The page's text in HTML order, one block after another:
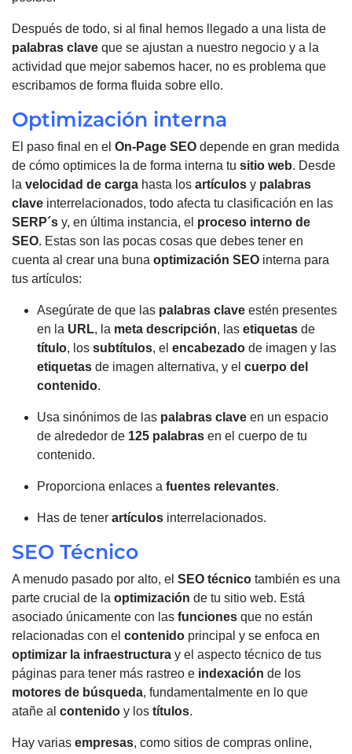
Después de todo, si al final hemos llegado a una lista de
palabras clave que se ajustan a nuestro negocio y a la
actividad que mejor sabemos hacer, no es problema que
escribamos de forma fluida sobre ello.
Optimización interna
El paso final en el On-Page SEO depende en gran medida
de cómo optimices la de forma interna tu sitio web. Desde
la velocidad de carga hasta los artículos y palabras
clave interrelacionados, todo afecta tu clasificación en las
SERP´s y, en última instancia, el proceso interno de
SEO. Estas son las pocas cosas que debes tener en
cuenta al crear una buna optimización SEO interna para
tus artículos:
Asegúrate de que las palabras clave estén presentes
en la URL, la meta descripción, las etiquetas de
título, los subtítulos, el encabezado de imagen y las
etiquetas de imagen alternativa, y el cuerpo del
contenido.
Usa sinónimos de las palabras clave en un espacio
de alrededor de 125 palabras en el cuerpo de tu
contenido.
Proporciona enlaces a fuentes relevantes.
Has de tener artículos interrelacionados.
SEO Técnico
A menudo pasado por alto, el SEO técnico también es una
parte crucial de la optimización de tu sitio web. Está
asociado únicamente con las funciones que no están
relacionadas con el contenido principal y se enfoca en
optimizar la infraestructura y el aspecto técnico de tus
páginas para tener más rastreo e indexación de los
motores de búsqueda, fundamentalmente en lo que
atañe al contenido y los títulos.
Hay varias empresas, como sitios de compras online,